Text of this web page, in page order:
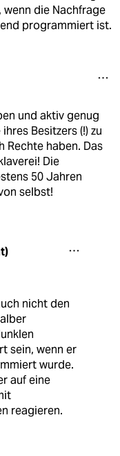
die Nachfrage
programmiert ist.
und aktiv genug
Besitzers (!) zu
Rechte haben. Das
Die
50 Jahren
selbst!
nicht den
sein, wenn er
wurde.
auf eine
reagieren.